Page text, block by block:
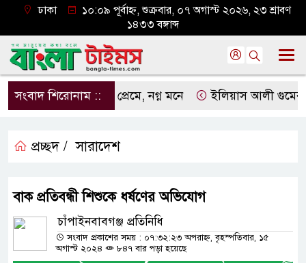
ঢাকা
১০:০৯ পূর্বাহ্ন, শুক্রবার, ০৭ অগাস্ট ২০২৬, ২৩ শ্রাবণ
১৪৩৩ বঙ্গাব্দ
সংবাদ শিরোনাম ::নগ্ন প্রেমে, নগ্ন মনে ইলিয়াস আলী গুমের ঘটনা
প্রচ্ছদ / সারাদেশ
বাক প্রতিবন্ধী শিশুকে ধর্ষণের অভিযোগ
চাঁপাইনবাবগঞ্জ প্রতিনিধি
সংবাদ প্রকাশের সময় : ০৭:৩২:২৩ অপরাহ্ন, বৃহস্পতিবার, ১৫
অগাস্ট ২০২৪
৮৪৭ বার পড়া হয়েছে